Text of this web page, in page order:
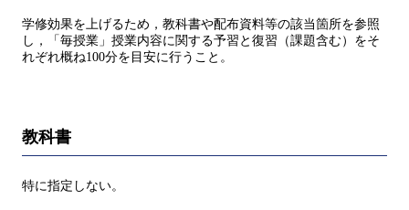
学修効果を上げるため，教科書や配布資料等の該当箇所を参照
し，「毎授業」授業内容に関する予習と復習（課題含む）をそ
れぞれ概ね100分を目安に行うこと。
教科書
特に指定しない。